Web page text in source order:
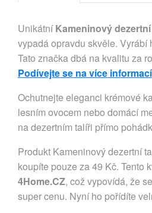
UnikátníKameninový
vypadá opravdu skvěle. Vyrábí
Tato značka dbá na kvalitu za
Podívejte se na více informací
Ochutnejte eleganci krémové
lesním ovocem nebo domácí
na dezertním talíři přímo
Produkt Kameninový dezertní
koupíte pouze za 49 Kč. Tento
4Home.CZ, což vypovídá, že
super cenu. Nyní ho pořídíte